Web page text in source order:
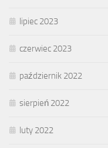
lipiec 2023
czerwiec 2023
październik 2022
sierpień 2022
luty 2022